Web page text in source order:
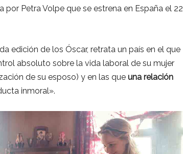
por Petra Volpe que se estrena en España el 22
edición de los Óscar, retrata un país en el que
absoluto sobre la vida laboral de su mujer
de su esposo) y en las que una relación
inmoral».